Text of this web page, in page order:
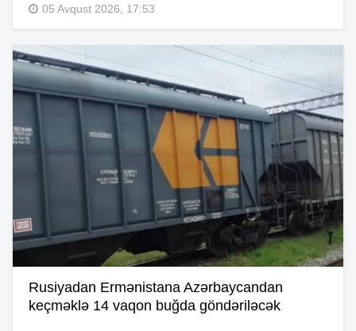
05 Avqust 2026, 17:53
Rusiyadan Ermənistana Azərbaycandan
keçməklə 14 vaqon buğda göndəriləcək